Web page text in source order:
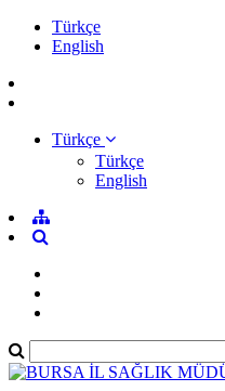
Türkçe
English
Türkçe
Türkçe
English